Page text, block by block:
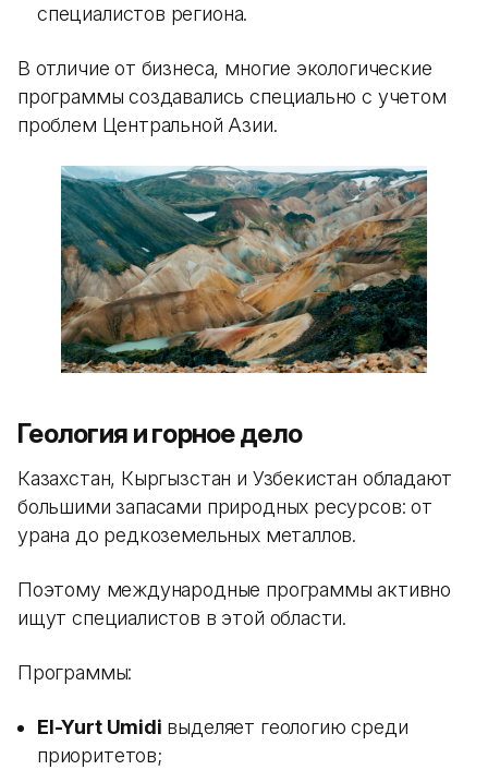
специалистов региона.
В отличие от бизнеса, многие экологические
программы создавались специально с учетом
проблем Центральной Азии.
Геология и горное дело
Казахстан, Кыргызстан и Узбекистан обладают
большими запасами природных ресурсов: от
урана до редкоземельных металлов.
Поэтому международные программы активно
ищут специалистов в этой области.
Программы:
El-Yurt Umidi выделяет геологию среди
приоритетов;